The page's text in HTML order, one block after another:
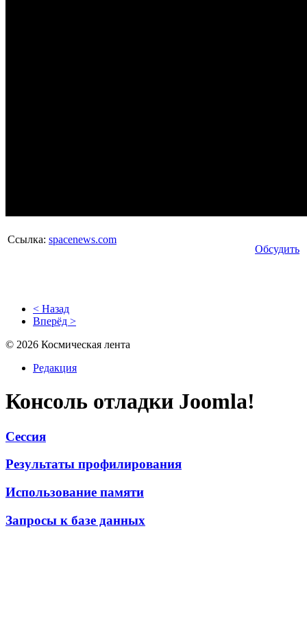
Ссылка: spacenews.com
Обсудить
< Назад
Вперёд >
© 2026 Космическая лента
Редакция
Консоль отладки Joomla!
Сессия
Результаты профилирования
Использование памяти
Запросы к базе данных